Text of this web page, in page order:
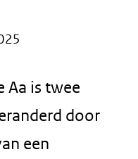
Aa is twee
door
een